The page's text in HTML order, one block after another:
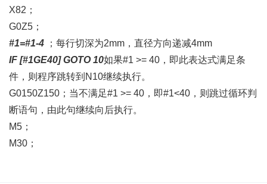
X82；
G0Z5；
#1=#1-4 ；每行切深为2mm，直径方向递减4mm
IF [#1GE40] GOTO 10如果#1 >= 40，即此表达式满足条
件，则程序跳转到N10继续执行。
G0150Z150；当不满足#1 >= 40，即#1<40，则跳过循环判
断语句，由此句继续向后执行。
M5；
M30；